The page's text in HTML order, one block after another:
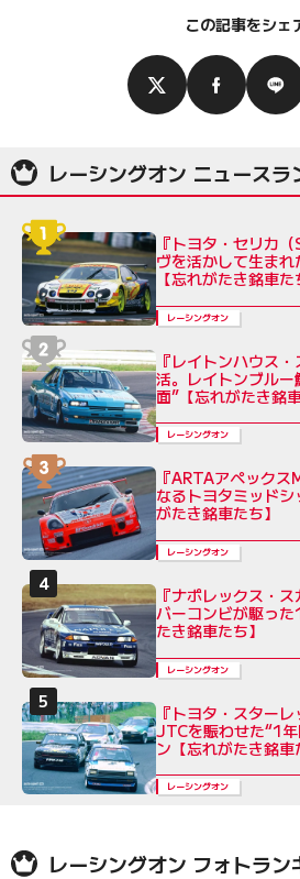
この記事をシェ
レーシングオン ニュースラ
『トヨタ・セリカ
ヴを活かして生ま
【忘れがたき銘車た
レーシングオン
『レイトンハウス
活。レイトンブル
面”【忘れがたき銘
レーシングオン
『ARTAアペック
なるトヨタミッド
がたき銘車たち】
レーシングオン
『ナポレックス・
バーコンビが駆っ
たき銘車たち】
レーシングオン
『トヨタ・スター
JTCを賑わせた“1
ン【忘れがたき銘車
レーシングオン
レーシングオン フォトラン